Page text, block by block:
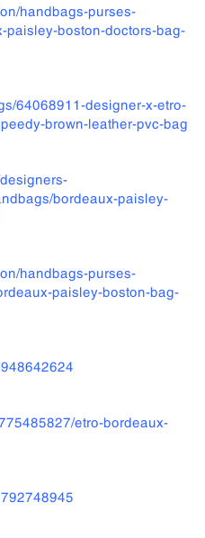
handbags-purses-
paisley-boston-doctors-bag-
64068911-designer-x-etro-
brown-leather-pvc-bag
bordeaux-paisley-
handbags-purses-
paisley-boston-bag-
etro-bordeaux-